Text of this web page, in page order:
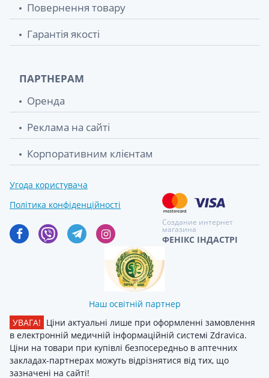
Повернення товару
Гарантія якості
ПАРТНЕРАМ
Оренда
Реклама на сайті
Корпоративним клієнтам
Угода користувача
Політика конфіденційності
Создание интернет
магазина
ФЕНІКС ІНДАСТРІ
Наш освітній партнер
УВАГА! Ціни актуальні лише при оформленні замовлення
в електронній медичній інформаційній системі Zdravica.
Ціни на товари при купівлі безпосередньо в аптечних
закладах-партнерах можуть відрізнятися від тих, що
зазначені на сайті!